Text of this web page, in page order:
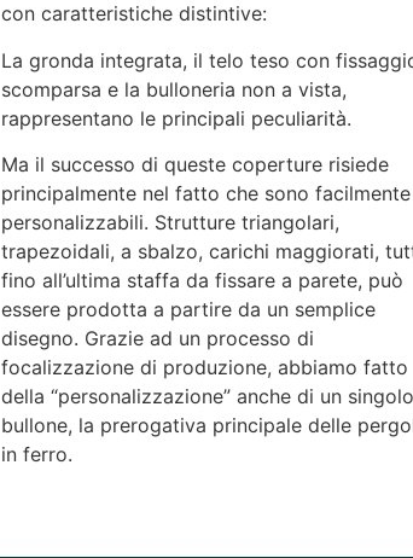
con caratteristiche distintive:
La gronda integrata, il telo teso con
scomparsa e la bulloneria non a vista,
rappresentano le principali peculiarità.
Ma il successo di queste coperture risiede
principalmente nel fatto che sono facilmente
personalizzabili. Strutture triangolari,
trapezoidali, a sbalzo, carichi maggiorati,
fino all’ultima staffa da fissare a parete, può
essere prodotta a partire da un semplice
disegno. Grazie ad un processo di
focalizzazione di produzione, abbiamo fatto
della “personalizzazione” anche di un singolo
bullone, la prerogativa principale delle
in ferro.